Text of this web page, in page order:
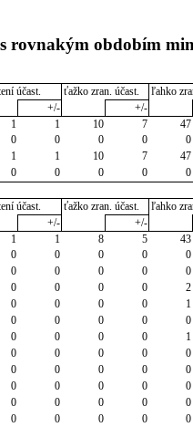
rovnakým obdobím
účast. ťažko zran. účast. ľahko
+/- +/-
1 1 10 7 47
0 0 0 0 0
1 1 10 7 47
0 0 0 0 0
účast. ťažko zran. účast. ľahko
+/- +/-
1 1 8 5 43
0 0 0 0 0
0 0 0 0 0
0 0 0 0 2
0 0 0 0 1
0 0 0 0 0
0 0 0 0 1
0 0 0 0 0
0 0 0 0 0
0 0 0 0 0
0 0 0 0 0
0 0 0 0 0